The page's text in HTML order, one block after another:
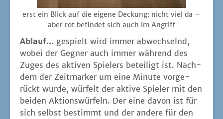
erst ein Blick auf die eige­ne Deckung: nicht viel da –
aber rot befin­det sich auch im Angriff
Ablauf... gespielt wird immer abwech­selnd,
wobei der Geg­ner auch immer wäh­rend des
Zuges des akti­ven Spie­lers betei­ligt ist. Nach­
dem der Zeit­mar­ker um eine Minu­te vor­ge­
rückt wur­de, wür­felt der akti­ve Spie­ler mit den
bei­den Akti­ons­wür­feln. Der eine davon ist für
sich selbst bestimmt und der ande­re für den